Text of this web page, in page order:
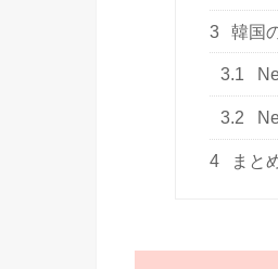
3 韓国
3.1
3.2
4 まと